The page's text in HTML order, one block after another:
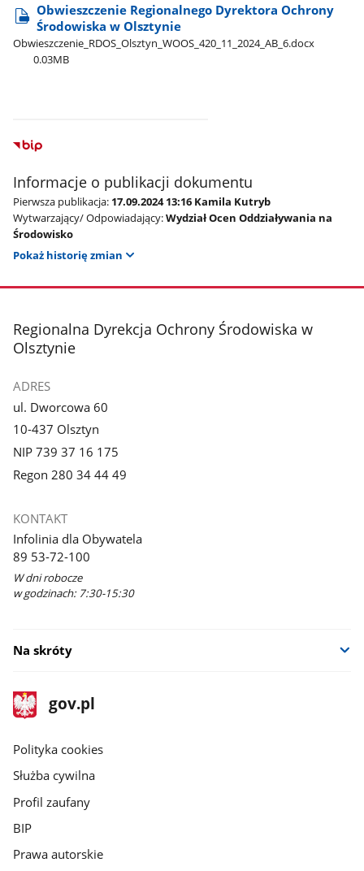
Obwieszczenie Regionalnego Dyrektora Ochrony
Środowiska w Olsztynie
Obwieszczenie​_RDOS​_Olsztyn​_WOOS​_420​_11​_2024​_AB​_6.docx
0.03MB
Informacje o publikacji dokumentu
Pierwsza publikacja: 17.09.2024 13:16 Kamila Kutryb
Wytwarzający/ Odpowiadający:Wydział Ocen Oddziaływania na
Środowisko
Pokaż historię zmian
stopka
Regionalna Dyrekcja Ochrony Środowiska w
Olsztynie
ADRES
ul. Dworcowa 60
10-437 Olsztyn
NIP 739 37 16 175
Regon 280 34 44 49
KONTAKT
Infolinia dla Obywatela
89 53-72-100
W dni robocze
w godzinach: 7:30-15:30
Na skróty
stopka
gov.pl
Strona
gov.pl
gov.pl
Polityka cookies
Służba cywilna
Profil zaufany
BIP
Prawa autorskie